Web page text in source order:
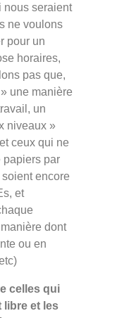
nous seraient
ne voulons
pour un
horaires,
pas que,
une manière
un
niveaux »
ceux qui ne
papiers par
encore
et
dont
ou en
celles qui
libre et les